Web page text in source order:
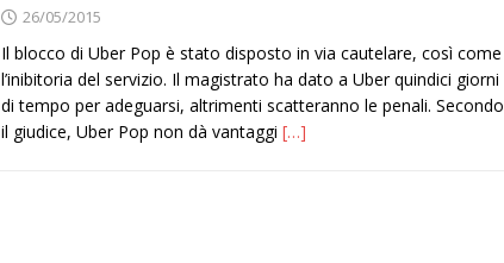
26/05/2015
Il blocco di Uber Pop è stato disposto in via cautelare, così come
l’inibitoria del servizio. Il magistrato ha dato a Uber quindici giorni
di tempo per adeguarsi, altrimenti scatteranno le penali. Secondo
il giudice, Uber Pop non dà vantaggi […]